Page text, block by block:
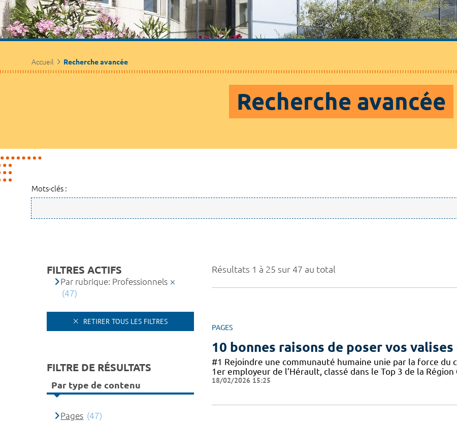
Accueil Recherche avancée
Recherche avancée
Mots-clés :
Résultats 1 à 25 sur 47 au total
PAGES
10 bonnes raisons de poser vos valises
#1 Rejoindre une communauté humaine unie par la force
1er employeur de l’Hérault, classé dans le Top 3 de la
18/02/2026 15:25
FILTRES ACTIFS
Par rubrique: Professionnels
(47)
RETIRER TOUS LES FILTRES
FILTRE DE RÉSULTATS
Par type de contenu
Pages (47)